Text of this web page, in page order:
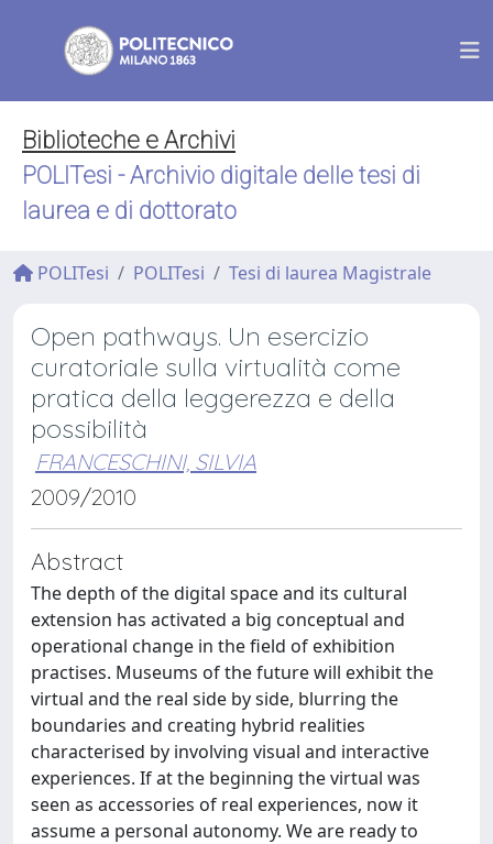
Biblioteche e Archivi
POLITesi - Archivio digitale delle tesi di
laurea e di dottorato
POLITesi POLITesi Tesi di laurea Magistrale
Open pathways. Un esercizio
curatoriale sulla virtualità come
pratica della leggerezza e della
possibilità
FRANCESCHINI, SILVIA
2009/2010
Abstract
The depth of the digital space and its cultural
extension has activated a big conceptual and
operational change in the field of exhibition
practises. Museums of the future will exhibit the
virtual and the real side by side, blurring the
boundaries and creating hybrid realities
characterised by involving visual and interactive
experiences. If at the beginning the virtual was
seen as accessories of real experiences, now it
assume a personal autonomy. We are ready to